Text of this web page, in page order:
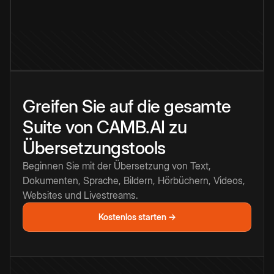
Greifen Sie auf die gesamte
Suite von CAMB.AI zu
Übersetzungstools
Beginnen Sie mit der Übersetzung von Text,
Dokumenten, Sprache, Bildern, Hörbüchern, Videos,
Websites und Livestreams.
Kostenlos starten →